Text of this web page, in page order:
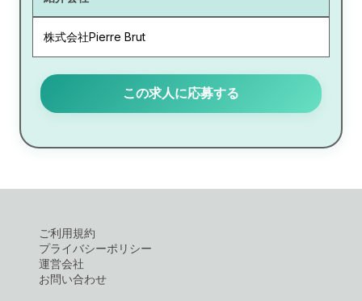
株式会社Pierre Brut
この求人に応募する
ご利用規約
プライバシーポリシー
運営会社
お問い合わせ